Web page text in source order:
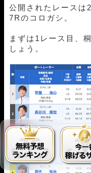
公開されたレースは
7Rのコロガシ。
まずは1レース目、
しょう。